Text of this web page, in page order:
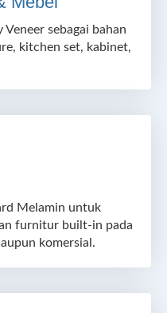
sebagai bahan
kitchen set, kabinet,
Melamin untuk
furnitur built-in pada
komersial.